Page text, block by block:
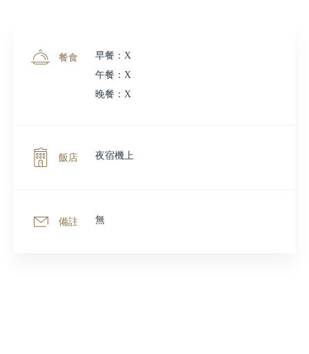
餐食
早餐：X
午餐：X
晚餐：X
飯店 夜宿機上
備註 無